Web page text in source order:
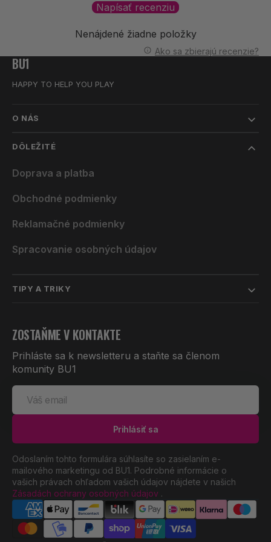
Napísať recenziu
Nenájdené žiadne položky
Ako sa zbierajú recenzie?
BU1
HAPPY TO HELP YOU PLAY
O NÁS
DÔLEŽITÉ
Doprava a platba
Obchodné podmienky
Reklamačné podmienky
Spracovanie osobných údajov
TIPY A TRIKY
ZOSTAŇME V KONTAKTE
Prihláste sa k newsletteru a staňte sa členom
komunity BU1
Váš
email
Prihlásiť sa
Odoslaním tohto formulára súhlasíte so zasielaním e-
mailového marketingu od BU1. Podrobné informácie o
vašich právach ohľadom vašich údajov nájdete v našich
Zásadách ochrany osobných údajov .